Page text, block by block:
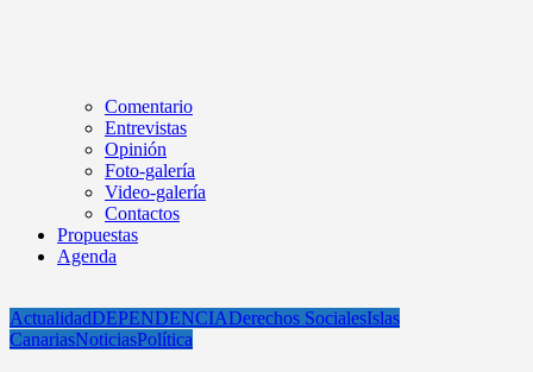
Comentario
Entrevistas
Opinión
Foto-galería
Video-galería
Contactos
Propuestas
Agenda
ActualidadDEPENDENCIADerechos SocialesIslas
CanariasNoticiasPolítica